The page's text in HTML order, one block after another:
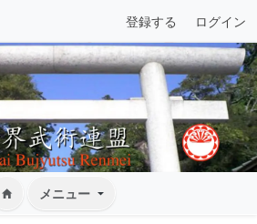
登録する ログイン
メニュー